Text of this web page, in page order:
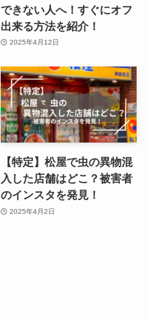
できない人へ！すぐにオフ
出来る方法を紹介！
2025年4月12日
【特定】松屋で虫の異物混
入した店舗はどこ？被害者
のインスタを発見！
2025年4月2日